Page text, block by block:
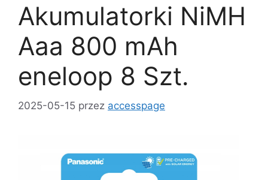
Akumulatorki NiMH
Aaa 800 mAh
eneloop 8 Szt.
2025-05-15 przez accesspage